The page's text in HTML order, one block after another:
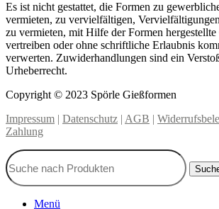
Es ist nicht gestattet, die Formen zu
vermieten, zu vervielfältigen,
zu vermieten, mit Hilfe der Formen
vertreiben oder ohne schriftliche Erlaubnis
verwerten. Zuwiderhandlungen sind ein
Urheberrecht.
Copyright © 2023 Spörle Gießformen
Impressum | Datenschutz | AGB |
Zahlung
Menü